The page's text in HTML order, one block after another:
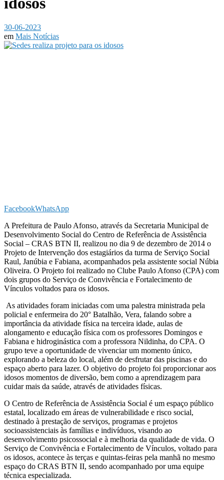
30-06-2023
em Mais Notícias
FacebookWhatsApp
A Prefeitura de Paulo Afonso, através da Secretaria Municipal de
Desenvolvimento Social do Centro de Referência de Assistência
Social – CRAS BTN II, realizou no dia 9 de dezembro de 2014 o
Projeto de Intervenção dos estagiários da turma de Serviço Social
Raul, Janúbia e Fabiana, acompanhados pela assistente social Núbia
Oliveira. O Projeto foi realizado no Clube Paulo Afonso (CPA) com
dois grupos do Serviço de Convivência e Fortalecimento de
Vínculos voltados para os idosos.
As atividades foram iniciadas com uma palestra ministrada pela
policial e enfermeira do 20° Batalhão, Vera, falando sobre a
importância da atividade física na terceira idade, aulas de
alongamento e educação física com os professores Domingos e
Fabiana e hidroginástica com a professora Nildinha, do CPA. O
grupo teve a oportunidade de vivenciar um momento único,
explorando a beleza do local, além de desfrutar das piscinas e do
espaço aberto para lazer. O objetivo do projeto foi proporcionar aos
idosos momentos de diversão, bem como a aprendizagem para
cuidar mais da saúde, através de atividades físicas.
O Centro de Referência de Assistência Social é um espaço público
estatal, localizado em áreas de vulnerabilidade e risco social,
destinado à prestação de serviços, programas e projetos
socioassistenciais às famílias e indivíduos, visando ao
desenvolvimento psicossocial e à melhoria da qualidade de vida. O
Serviço de Convivência e Fortalecimento de Vínculos, voltado para
os idosos, acontece às terças e quintas-feiras pela manhã no mesmo
espaço do CRAS BTN II, sendo acompanhado por uma equipe
técnica especializada.